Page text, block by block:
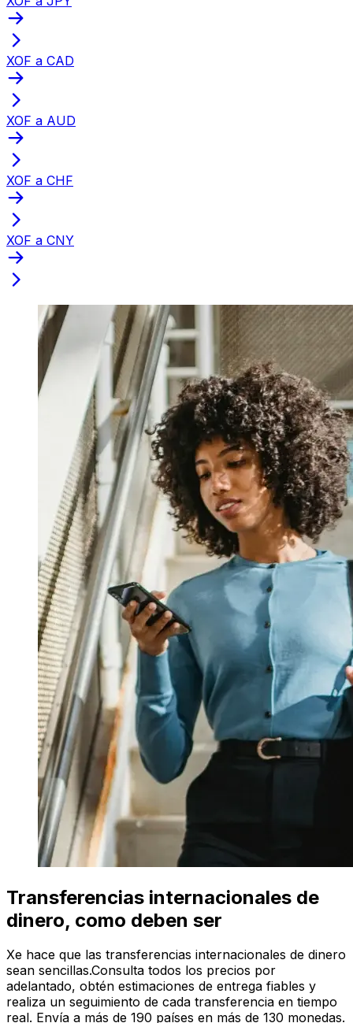
XOF a CAD
XOF a AUD
XOF a CHF
XOF a CNY
Transferencias internacionales de
dinero, como deben ser
Xe hace que las transferencias internacionales de dinero
sean sencillas.Consulta todos los precios por
adelantado, obtén estimaciones de entrega fiables y
realiza un seguimiento de cada transferencia en tiempo
real. Envía a más de 190 países en más de 130 monedas.